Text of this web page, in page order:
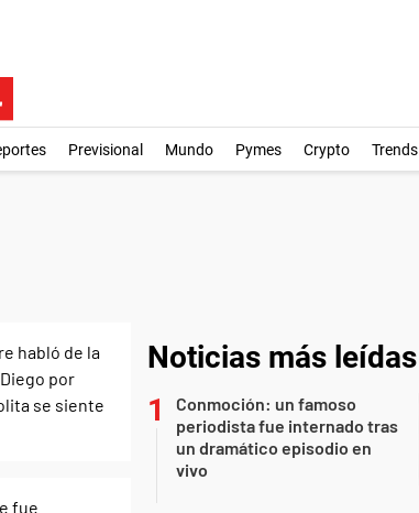
Previsional Mundo Pymes Crypto Trends
Noticias más leídas
Conmoción: un famoso
periodista fue internado tras
un dramático episodio en
vivo